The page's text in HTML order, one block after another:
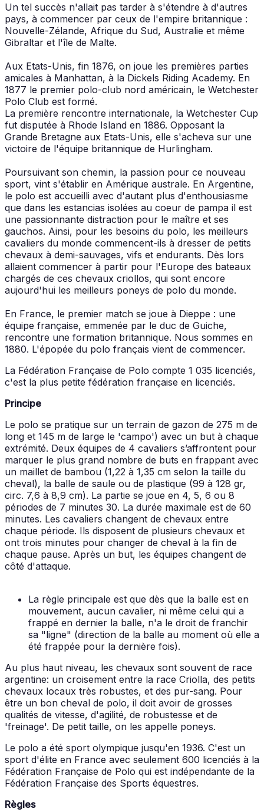
Un tel succès n'allait pas tarder à s'étendre à d'autres
pays, à commencer par ceux de l'empire britannique :
Nouvelle-Zélande, Afrique du Sud, Australie et même
Gibraltar et l'île de Malte.
Aux Etats-Unis, fin 1876, on joue les premières parties
amicales à Manhattan, à la Dickels Riding Academy. En
1877 le premier polo-club nord américain, le Wetchester
Polo Club est formé.
La première rencontre internationale, la Wetchester Cup
fut disputée à Rhode Island en 1886. Opposant la
Grande Bretagne aux Etats-Unis, elle s'acheva sur une
victoire de l'équipe britannique de Hurlingham.
Poursuivant son chemin, la passion pour ce nouveau
sport, vint s'établir en Amérique australe. En Argentine,
le polo est accueilli avec d'autant plus d'enthousiasme
que dans les estancias isolées au coeur de pampa il est
une passionnante distraction pour le maître et ses
gauchos. Ainsi, pour les besoins du polo, les meilleurs
cavaliers du monde commencent-ils à dresser de petits
chevaux à demi-sauvages, vifs et endurants. Dès lors
allaient commencer à partir pour l'Europe des bateaux
chargés de ces chevaux criollos, qui sont encore
aujourd'hui les meilleurs poneys de polo du monde.
En France, le premier match se joue à Dieppe : une
équipe française, emmenée par le duc de Guiche,
rencontre une formation britannique. Nous sommes en
1880. L'épopée du polo français vient de commencer.
La Fédération Française de Polo compte 1 035 licenciés,
c'est la plus petite fédération française en licenciés.
Principe
Le polo se pratique sur un terrain de gazon de 275 m de
long et 145 m de large le 'campo') avec un but à chaque
extrémité. Deux équipes de 4 cavaliers s’affrontent pour
marquer le plus grand nombre de buts en frappant avec
un maillet de bambou (1,22 à 1,35 cm selon la taille du
cheval), la balle de saule ou de plastique (99 à 128 gr,
circ. 7,6 à 8,9 cm). La partie se joue en 4, 5, 6 ou 8
périodes de 7 minutes 30. La durée maximale est de 60
minutes. Les cavaliers changent de chevaux entre
chaque période. Ils disposent de plusieurs chevaux et
ont trois minutes pour changer de cheval à la fin de
chaque pause. Après un but, les équipes changent de
côté d'attaque.
La règle principale est que dès que la balle est en
mouvement, aucun cavalier, ni même celui qui a
frappé en dernier la balle, n'a le droit de franchir
sa "ligne" (direction de la balle au moment où elle a
été frappée pour la dernière fois).
Au plus haut niveau, les chevaux sont souvent de race
argentine: un croisement entre la race Criolla, des petits
chevaux locaux très robustes, et des pur-sang. Pour
être un bon cheval de polo, il doit avoir de grosses
qualités de vitesse, d'agilité, de robustesse et de
'freinage'. De petit taille, on les appelle poneys.
Le polo a été sport olympique jusqu'en 1936. C'est un
sport d'élite en France avec seulement 600 licenciés à la
Fédération Française de Polo qui est indépendante de la
Fédération Française des Sports équestres.
Règles